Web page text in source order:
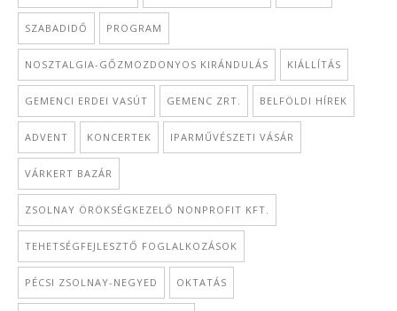
SZABADIDŐ PROGRAM
NOSZTALGIA-GŐZMOZDONYOS KIRÁNDULÁS KIÁLLÍTÁS
GEMENCI ERDEI VASÚT GEMENC ZRT. BELFÖLDI HÍREK
ADVENT KONCERTEK IPARMŰVÉSZETI VÁSÁR
VÁRKERT BAZÁR
ZSOLNAY ÖRÖKSÉGKEZELŐ NONPROFIT KFT.
TEHETSÉGFEJLESZTŐ FOGLALKOZÁSOK
PÉCSI ZSOLNAY-NEGYED OKTATÁS